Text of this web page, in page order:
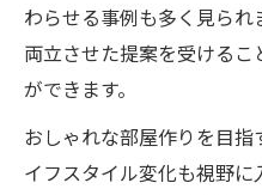
わらせる事例も多く見ら
両立させた提案を受ける
ができます。
おしゃれな部屋作りを目
イフスタイル変化も視野